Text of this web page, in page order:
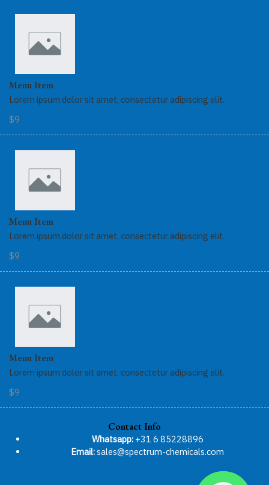
Menu Item
Lorem ipsum dolor sit amet, consectetur adipiscing elit.
$9
Menu Item
Lorem ipsum dolor sit amet, consectetur adipiscing elit.
$9
Menu Item
Lorem ipsum dolor sit amet, consectetur adipiscing elit.
$9
Contact Info
Whatsapp:+31 6 85228896
Email:sales@spectrum-chemicals.com